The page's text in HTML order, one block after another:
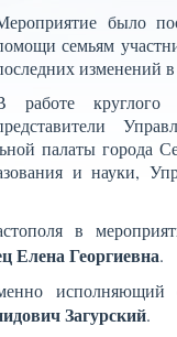
было
семьям
изменений
работе круглого
палаты города
и науки,
в
Елена Георгиевна.
исполняющий
Загурский.